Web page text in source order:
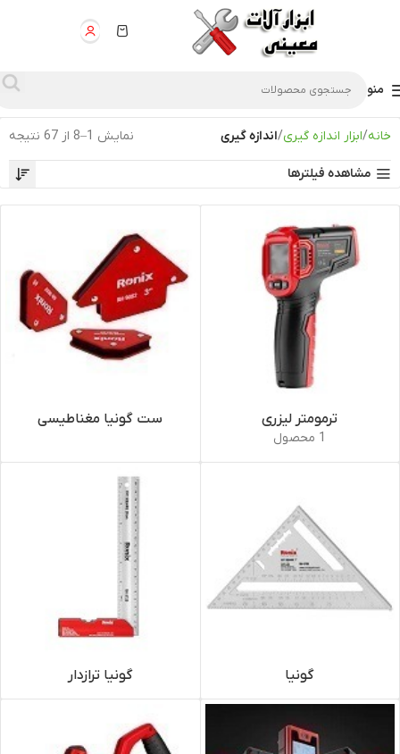
منو
خانه ابزار اندازه گیری اندازه گیری نمایش 1–8 از 67 نتیجه
مشاهده فیلترها
ترمومتر لیزری
1 محصول
ست گونیا مغناطیسی
گونیا گونیا ترازدار